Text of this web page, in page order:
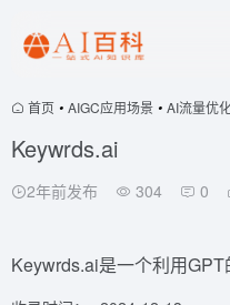
首页 • AIGC应用场景 • AI流量优
Keywrds.ai
2年前发布 304 0
Keywrds.ai是一个利用GPT